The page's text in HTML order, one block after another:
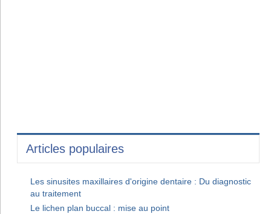
Articles populaires
Les sinusites maxillaires d'origine dentaire : Du diagnostic
au traitement
Le lichen plan buccal : mise au point